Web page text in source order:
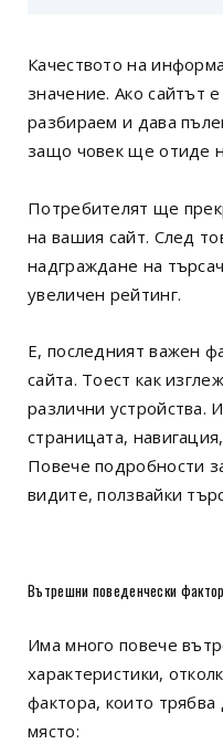
Качеството на
значение. Ако сайтът
разбираем и дава
защо човек ще отиде
Потребителят ще
на вашия сайт. След
надграждане на
увеличен рейтинг.
Е, последният важен
сайта. Тоест как
различни устройства.
страницата,
Повече подробности
видите, ползвайки
Вътрешни поведенчески
Има много повече
характеристики,
фактора, които
място: